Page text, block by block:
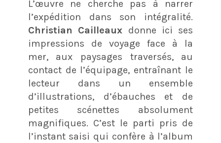
L’œuvre ne cherche pas à narrer
l’expédition dans son intégralité.
Christian Cailleaux donne ici ses
impressions de voyage face à la
mer, aux paysages traversés, au
contact de l’équipage, entraînant le
lecteur dans un ensemble
d’illustrations, d’ébauches et de
petites scénettes absolument
magnifiques. C’est le parti pris de
l’instant saisi qui confère à l’album